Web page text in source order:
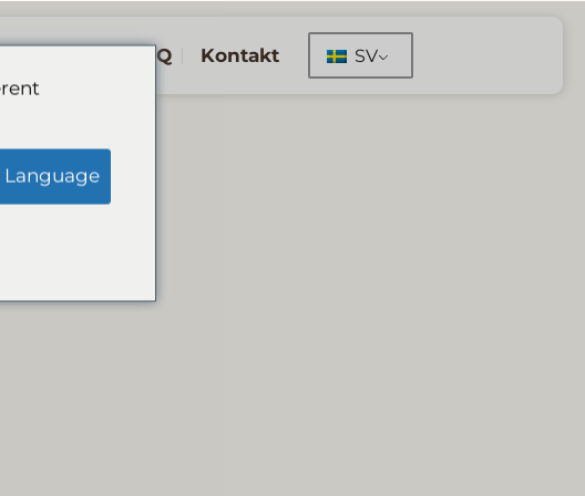
FAQ Kontakt SV
Language